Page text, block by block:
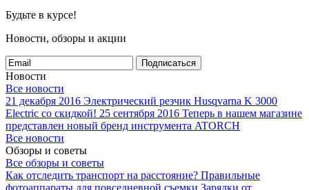
Будьте в курсе!
Новости, обзоры и акции
Подписаться
Новости
Все новости
21 декабря 2016 Электрический резчик Husqvarna K 3000
Electric со скидкой! 25 сентября 2016 Теперь в нашем магазине
представлен новый бренд инструмента ATORCH
Все новости
Обзоры и советы
Все обзоры и советы
Как отследить транспорт на расстояние? Правильные
фотоаппараты для повседневной съемки Зарядки от